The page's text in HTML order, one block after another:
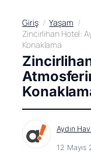
Giriş
Yaşam
Zincirlihan Hotel:
Konaklama
Aydın
12 Mayıs